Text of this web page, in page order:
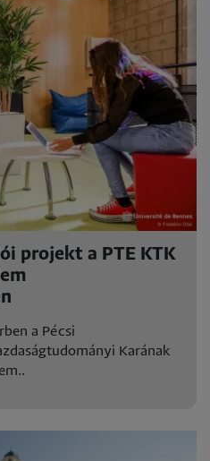
projekt a PTE KTK
a Pécsi
Karának